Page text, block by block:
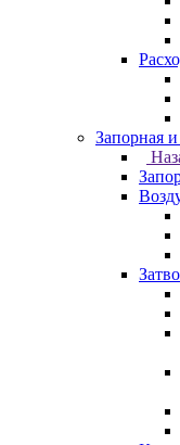
Запорная